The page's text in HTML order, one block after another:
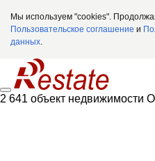
Мы используем "cookies".
Пользовательское соглашение и
данных.
2 641 объект недвижимости